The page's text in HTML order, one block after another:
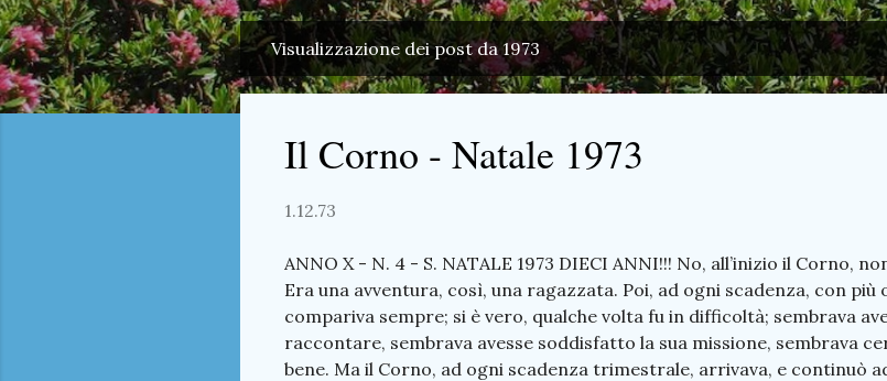
P
o
Visualizzazione dei post da 1973
Il Corno - Natale 1973
1.12.73
ANNO X - N. 4 - S. NATALE 1973 DIECI ANNI!!! No, all’inizio il Corno,
Era una avventura, così, una ragazzata. Poi, ad ogni scadenza, con
compariva sempre; si è vero, qualche volta fu in difficoltà; sembrava
raccontare, sembrava avesse soddisfatto la sua missione, sembrava
bene. Ma il Corno, ad ogni scadenza trimestrale, arrivava, e continuò